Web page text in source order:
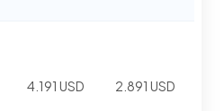
4.191 USD 2.891 USD